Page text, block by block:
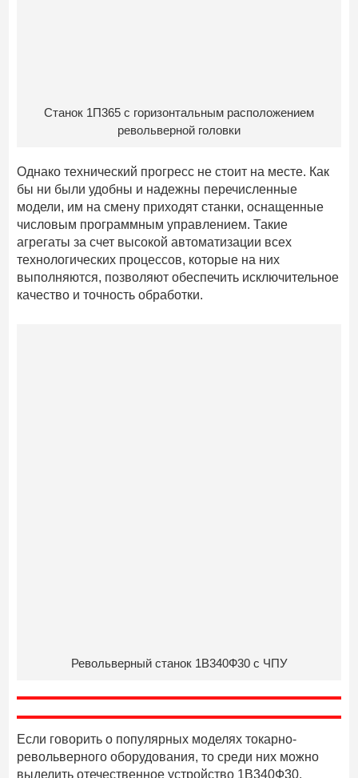
Станок 1П365 с горизонтальным расположением
револьверной головки
Однако технический прогресс не стоит на месте. Как
бы ни были удобны и надежны перечисленные
модели, им на смену приходят станки, оснащенные
числовым программным управлением. Такие
агрегаты за счет высокой автоматизации всех
технологических процессов, которые на них
выполняются, позволяют обеспечить исключительное
качество и точность обработки.
Револьверный станок 1В340Ф30 с ЧПУ
Если говорить о популярных моделях токарно-
револьверного оборудования, то среди них можно
выделить отечественное устройство 1В340Ф30,